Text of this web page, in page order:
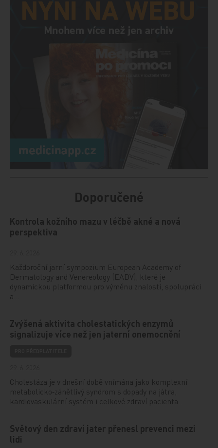
Doporučené
Kontrola kožního mazu v léčbě akné a nová
perspektiva
Každoroční jarní sympozium European Academy of
Dermatology and Venereology (EADV), které je
dynamickou platformou pro výměnu znalostí, spolupráci
a…
Zvýšená aktivita cholestatických enzymů
signalizuje více než jen jaterní onemocnění
Cholestáza je v dnešní době vnímána jako komplexní
metabolicko‑zánětlivý syndrom s dopady na játra,
kardiovaskulární systém i celkové zdraví pacienta…
Světový den zdraví jater přenesl prevenci mezi
lidi